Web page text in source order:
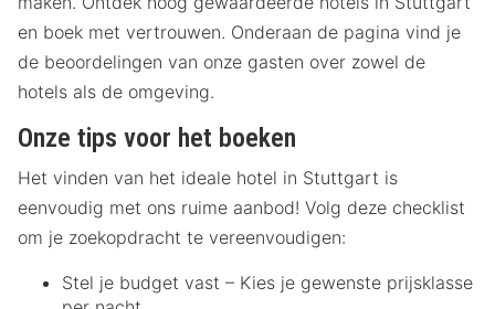
en boek met vertrouwen. Onderaan de pagina vind je
de beoordelingen van onze gasten over zowel de
hotels als de omgeving.
Onze tips voor het boeken
Het vinden van het ideale hotel in Stuttgart is
eenvoudig met ons ruime aanbod! Volg deze checklist
om je zoekopdracht te vereenvoudigen:
Stel je budget vast – Kies je gewenste prijsklasse